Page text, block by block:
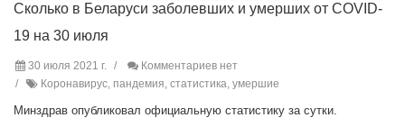
Сколько в Беларуси заболевших и умерших от COVID-
19 на 30 июля
30 июля 2021 г.
Комментариев нет
Коронавирус, пандемия, статистика, умершие
Минздрав опубликовал официальную статистику за сутки.